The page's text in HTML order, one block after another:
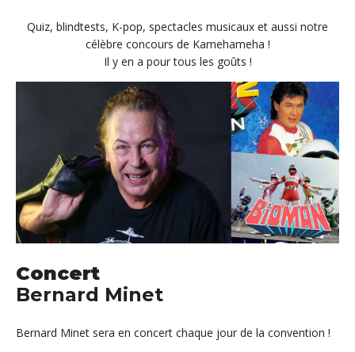
Quiz, blindtests, K-pop, spectacles musicaux et aussi notre
célèbre concours de Kamehameha !
Il y en a pour tous les goûts !
Concert
Bernard Minet
Bernard Minet sera en concert chaque jour de la convention !